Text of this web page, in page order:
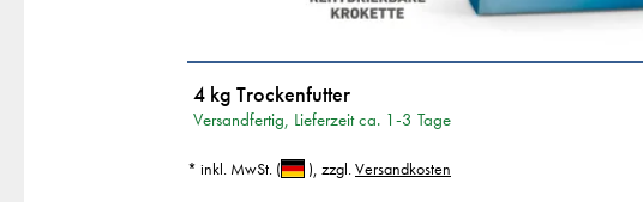
4 kg Trockenfutter
Versandfertig, Lieferzeit ca. 1-3 Tage
* inkl. MwSt. ( ) , zzgl. Versandkosten